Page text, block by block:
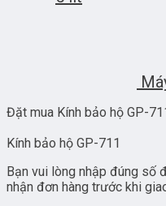
Đặt mua Kính bảo hộ GP-
Kính bảo hộ GP-711
Bạn vui lòng nhập đúng số
nhận đơn hàng trước khi